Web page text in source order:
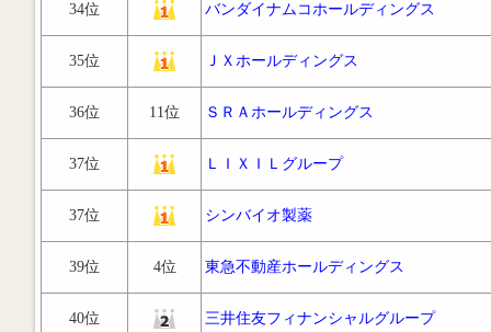
34位 バンダイナムコホールディングス
35位 ＪＸホールディングス
36位 11位 ＳＲＡホールディングス
37位 ＬＩＸＩＬグループ
37位 シンバイオ製薬
39位 4位 東急不動産ホールディングス
40位 三井住友フィナンシャルグループ